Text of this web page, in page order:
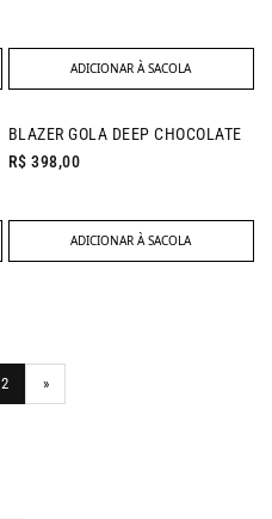
ADICIONAR À SACOLA
NEW IN
BLAZER GOLA DEEP CHOCOLATE
R$ 398,00
ADICIONAR À SACOLA
2 »Próxima